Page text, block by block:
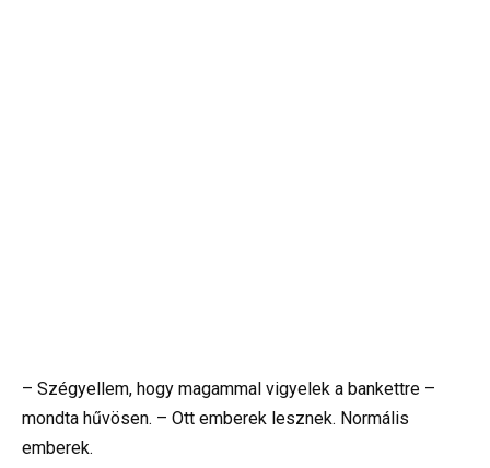
– Szégyellem, hogy magammal vigyelek a bankettre –
mondta hűvösen. – Ott emberek lesznek. Normális
emberek.